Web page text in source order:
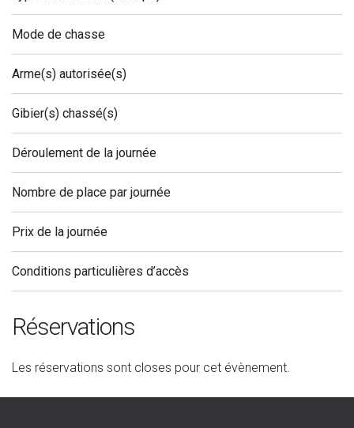
Mode de chasse
Arme(s) autorisée(s)
Gibier(s) chassé(s)
Déroulement de la journée
Nombre de place par journée
Prix de la journée
Conditions particulières d’accès
Réservations
Les réservations sont closes pour cet évènement.